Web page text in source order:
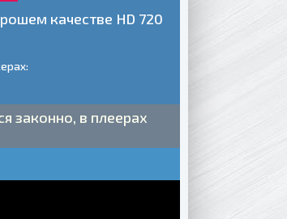
качестве HD 720
законно, в плеерах